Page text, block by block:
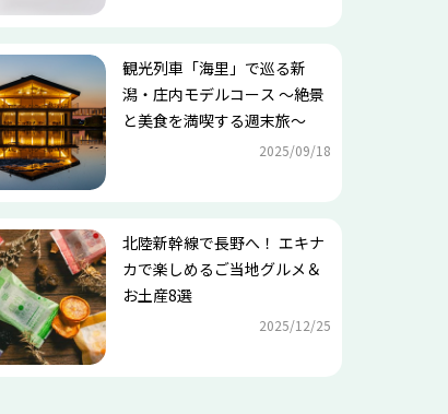
観光列車「海里」で巡る新
潟・庄内モデルコース ～絶景
と美食を満喫する週末旅～
2025/09/18
北陸新幹線で長野へ！ エキナ
カで楽しめるご当地グルメ＆
お土産8選
2025/12/25